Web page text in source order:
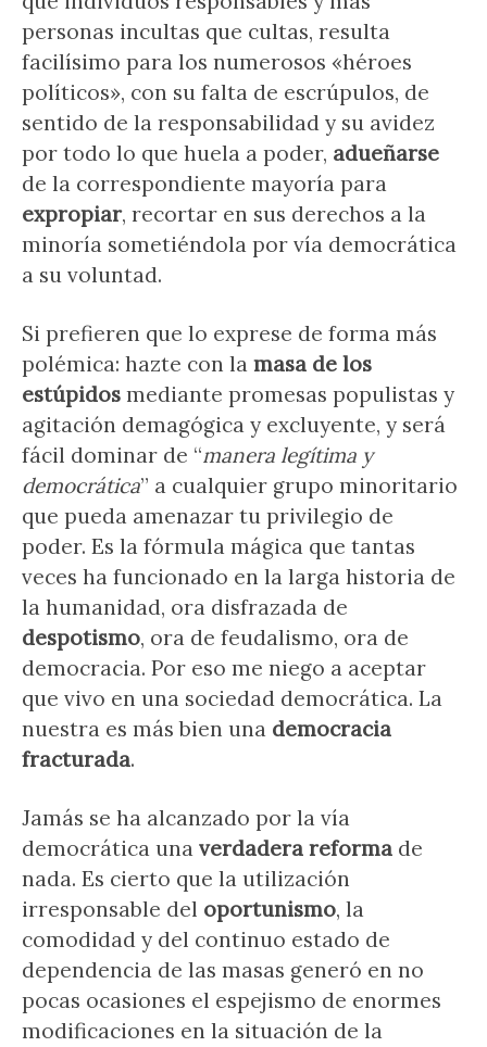
personas incultas que cultas, resulta
facilísimo para los numerosos «héroes
políticos», con su falta de escrúpulos, de
sentido de la responsabilidad y su avidez
por todo lo que huela a poder, adueñarse
de la correspondiente mayoría para
expropiar, recortar en sus derechos a la
minoría sometiéndola por vía democrática
a su voluntad.
Si prefieren que lo exprese de forma más
polémica: hazte con la masa de los
estúpidos mediante promesas populistas y
agitación demagógica y excluyente, y será
fácil dominar de “manera legítima y
democrática” a cualquier grupo minoritario
que pueda amenazar tu privilegio de
poder. Es la fórmula mágica que tantas
veces ha funcionado en la larga historia de
la humanidad, ora disfrazada de
despotismo, ora de feudalismo, ora de
democracia. Por eso me niego a aceptar
que vivo en una sociedad democrática. La
nuestra es más bien una democracia
fracturada.
Jamás se ha alcanzado por la vía
democrática una verdadera reforma de
nada. Es cierto que la utilización
irresponsable del oportunismo, la
comodidad y del continuo estado de
dependencia de las masas generó en no
pocas ocasiones el espejismo de enormes
modificaciones en la situación de la